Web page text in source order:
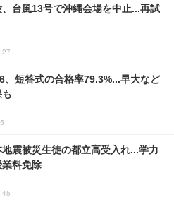
台風13号で沖縄会場を中止...再試
、短答式の合格率79.3%...早大など
震被災生徒の都立高受入れ...学力
料免除